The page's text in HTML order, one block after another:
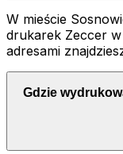
W mieście
drukarek Zeccer
adresami
Gdzie